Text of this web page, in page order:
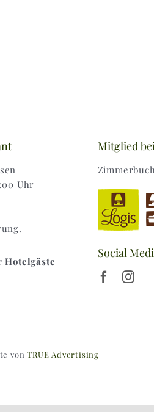
Uhr
Hotelgäste
Mitglied
Social
vonTRUE Advertising